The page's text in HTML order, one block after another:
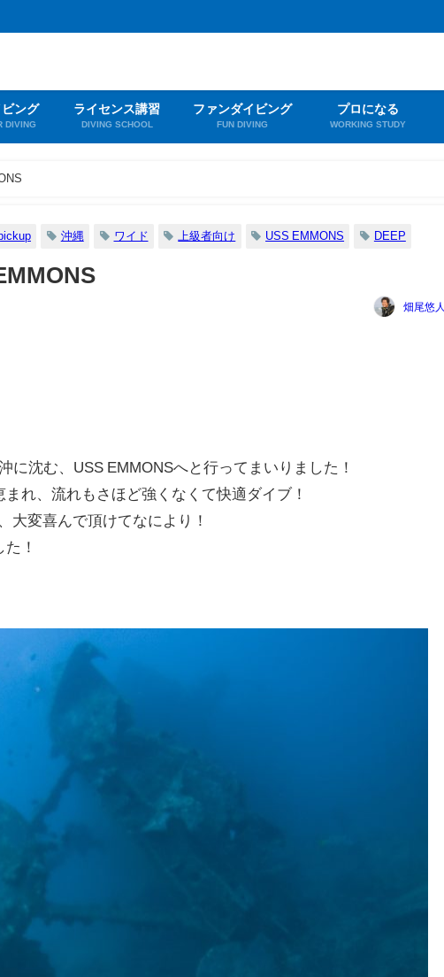
ング
DIVING
ライセンス講習
DIVING SCHOOL
ファンダイビング
FUN DIVING
プロになる
WORKING STUDY
沖縄 ワイド 上級者向け USS EMMONS DEEP
畑尾悠人
に沈む、USS EMMONSへと行ってまいりました！
れ、流れもさほど強くなくて快適ダイブ！
大変喜んで頂けてなにより！
！